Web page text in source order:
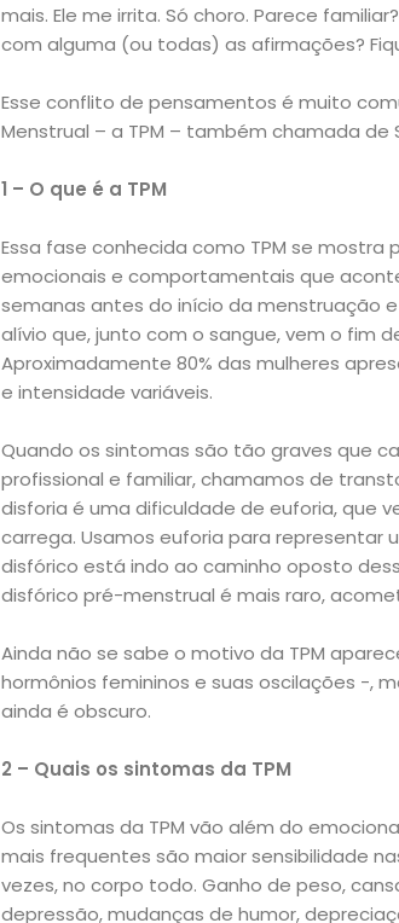
mais. Ele me irrita. Só choro. Parece
com alguma (ou todas) as afirmações?
Esse conflito de pensamentos é muito
Menstrual – a TPM – também chamada de
1 – O que é a TPM
Essa fase conhecida como TPM se
emocionais e comportamentais que
semanas antes do início da menstruação
alívio que, junto com o sangue, vem o fim
Aproximadamente 80% das mulheres
e intensidade variáveis.
Quando os sintomas são tão graves que
profissional e familiar, chamamos de
disforia é uma dificuldade de euforia, que
carrega. Usamos euforia para
disfórico está indo ao caminho oposto
disfórico pré-menstrual é mais raro,
Ainda não se sabe o motivo da TPM
hormônios femininos e suas oscilações -,
ainda é obscuro.
2 – Quais os sintomas da TPM
Os sintomas da TPM vão além do
mais frequentes são maior sensibilidade
vezes, no corpo todo. Ganho de peso,
depressão, mudanças de humor,